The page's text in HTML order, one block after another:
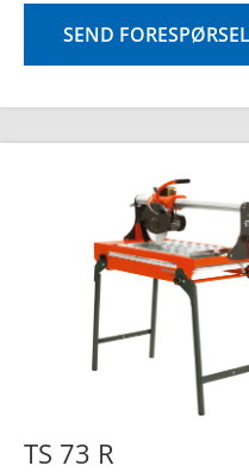
SEND FORESPØRSEL
TS 73 R